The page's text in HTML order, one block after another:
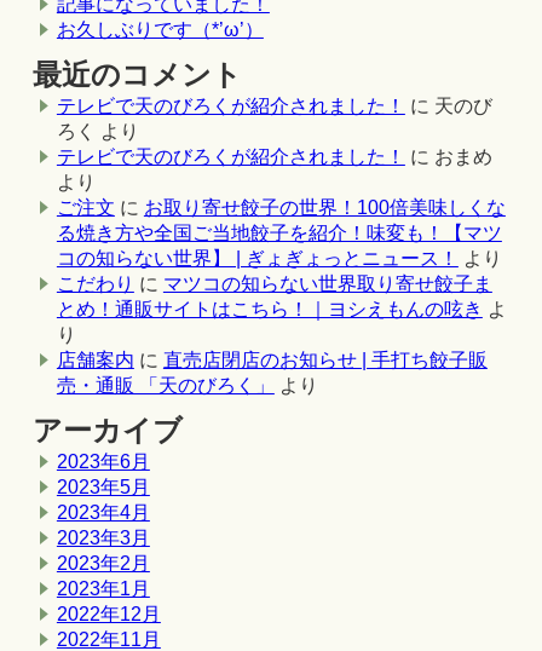
記事になっていました！
お久しぶりです（*’ω’）
最近のコメント
テレビで天のびろくが紹介されました！ に 天のび
ろく
より
テレビで天のびろくが紹介されました！
に おまめ
より
ご注文 に お取り寄せ餃子の世界！100倍美味しくな
る焼き方や全国ご当地餃子を紹介！味変も！【マツ
コの知らない世界】 | ぎょぎょっとニュース！
より
こだわり に マツコの知らない世界取り寄せ餃子ま
とめ！通販サイトはこちら！｜ヨシえもんの呟き よ
り
店舗案内 に 直売店閉店のお知らせ | 手打ち餃子販
売・通販 「天のびろく」
より
アーカイブ
2023年6月
2023年5月
2023年4月
2023年3月
2023年2月
2023年1月
2022年12月
2022年11月